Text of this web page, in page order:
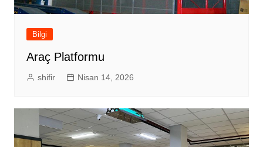
Bilgi
Araç Platformu
shifir Nisan 14, 2026